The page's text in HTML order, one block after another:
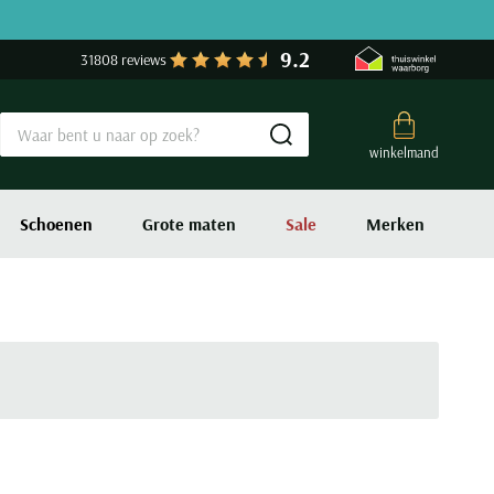
31808 reviews 9.2
winkelmand
Submit search
Schoenen Grote maten Sale Merken